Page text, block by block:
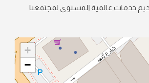
خدمات عالمية المستوى لمجتمعنا
+
−